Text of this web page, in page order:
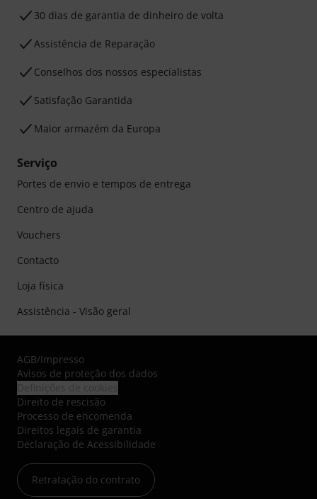
30 dias de garantia de dinheiro de volta
Assistência de Reparação
Conselhos dos nossos especialistas
Satisfação Garantida
Maior armazém da Europa
Serviço
Portes de envio e tempos de entrega
Centro de ajuda
Vouchers
Contacto
Loja física
Assistência - Visão geral
AGB/Impresso
Avisos de proteção dos dados
Direito de rescisão
Processo de encomenda
Direitos legais de garantia
Declaração de Acessibilidade
Retratação do contrato